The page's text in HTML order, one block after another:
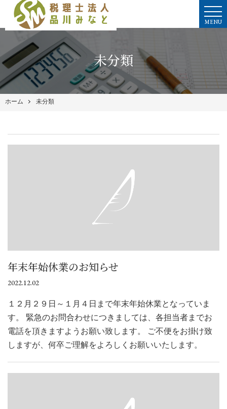
MENU
未分類
ホーム 未分類
年末年始休業のお知らせ
2022.12.02
１２月２９日～１月４日まで年末年始休業となっていま
す。 緊急のお問合わせにつきましては、各担当者までお
電話を頂きますようお願い致します。 ご不便をお掛け致
しますが、何卒ご理解をよろしくお願いいたします。